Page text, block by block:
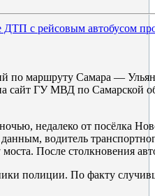
ДТП с рейсовым автобусом
по маршруту Самара —
сайт ГУ МВД по Самарской
недалеко от посёлка
водитель
После столкновения
полиции. По факту